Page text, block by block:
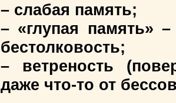
– слабая память;
– «глупая память»
бестолковость;
– ветреность
даже что-то от